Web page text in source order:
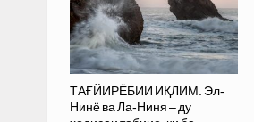
ТАҒЙИРЁБИИ ИҚЛИМ. Эл-
Нинё ва Ла-Ниня – ду